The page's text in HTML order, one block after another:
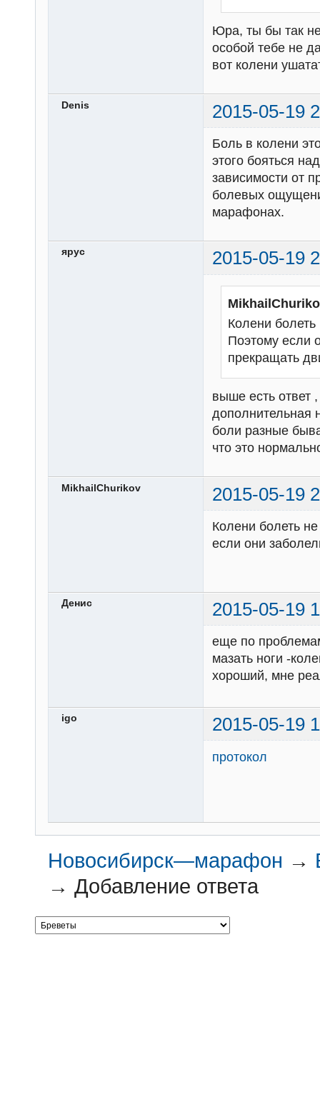
Юра, ты бы так
особой тебе не
вот колени
Denis 2015-05-19
Боль в колени
этого бояться
зависимости от
болевых
марафонах.
ярус 2015-05-19
Колени
Поэтому если
прекращать
выше есть ответ
дополнительная
боли разные
что это
MikhailChurikov 2015-05-19
Колени болеть
если они
Денис 2015-05-19
еще по
мазать ноги -
хороший, мне
igo 2015-05-19
протокол
Новосибирск—марафон →
→Добавление ответа